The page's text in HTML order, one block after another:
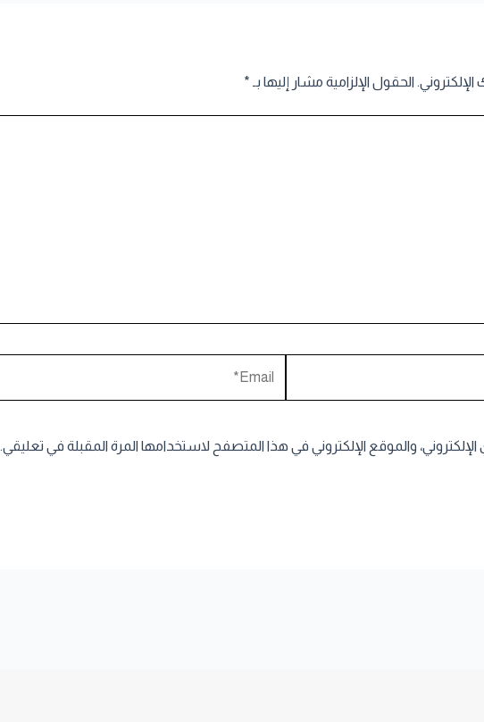
الحقول الإلزامية مشار إليها بـ *
والموقع الإلكتروني في هذا المتصفح لاستخدامها المرة المقبلة في تعليقي.